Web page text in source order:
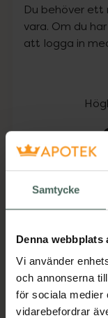
Samtycke
Denna webbplats
Vi använder
och annonserna
för sociala medier
vidarebefordrar
Du behöver
vara. Om du
att logga in
Aktuella
Beskrivning